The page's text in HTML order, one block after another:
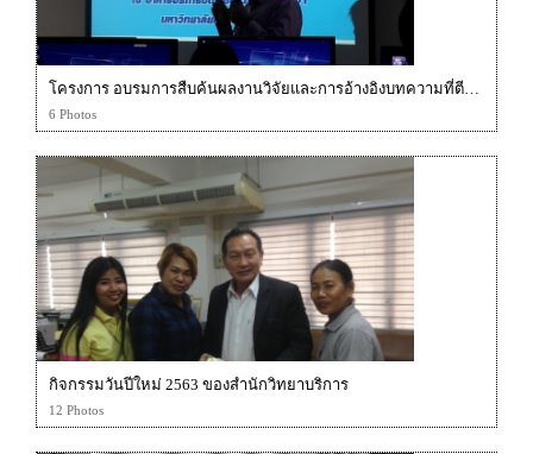
โครงการ อบรมการสืบค้นผลงานวิจัยและการอ้างอิงบทความที่ตีพิมพ์ในวารสารอิเล็กทรอนิกส์ที่เป็นไปตามมาตรฐานสากล
6 Photos
กิจกรรมวันปีใหม่ 2563 ของสำนักวิทยาบริการ
12 Photos